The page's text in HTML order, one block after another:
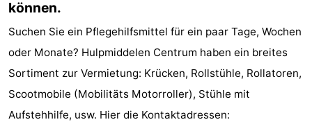
Vlieland
Nordholland
-
Natur
Schoorlse
-
Bergen
-
können.
Suchen Sie ein Pflegehilfsmittel für ein paar Tage, Wochen
oder Monate? Hulpmiddelen Centrum haben ein breites
Sortiment zur Vermietung: Krücken, Rollstühle, Rollatoren,
Scootmobile (Mobilitäts Motorroller), Stühle mit
Aufstehhilfe, usw. Hier die Kontaktadressen: